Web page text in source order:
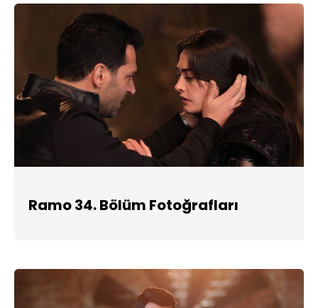
Ramo 34. Bölüm Fotoğrafları